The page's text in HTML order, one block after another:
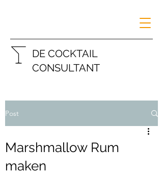
DE COCKTAIL
CONSULTANT
Post
Marshmallow Rum
maken